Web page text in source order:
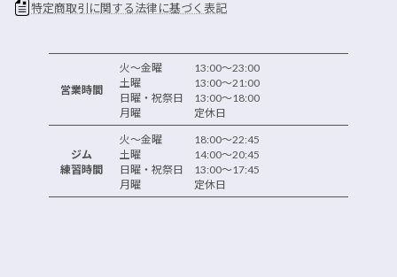
特定商取引に関する法律に基づく表記
営業時間
火～金曜 13:00～23:00
土曜 13:00～21:00
日曜・祝祭日 13:00～18:00
月曜 定休日
ジム
練習時間
火～金曜 18:00～22:45
土曜 14:00～20:45
日曜・祝祭日 13:00～17:45
月曜 定休日